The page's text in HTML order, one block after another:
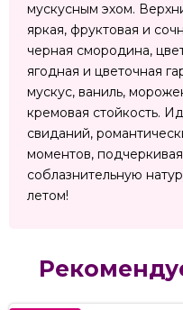
мускусным эхом.
яркая, фруктовая и
черная смородина,
ягодная и цветочная
мускус, ваниль,
кремовая стойкость.
свиданий,
моментов,
соблазнительную
летом!